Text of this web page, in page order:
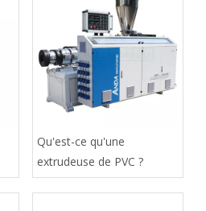
Qu'est-ce qu'une
extrudeuse de PVC ?